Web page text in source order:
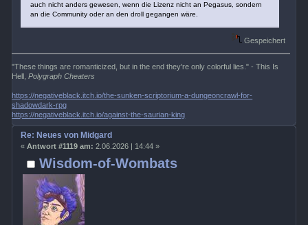
auch nicht anders gewesen, wenn die Lizenz nicht an Pegasus, sondern
an die Community oder an den droll gegangen wäre.
Gespeichert
"These things are romanticized, but in the end they're only colorful lies." - This Is
Hell,Polygraph Cheaters
https://negativeblack.itch.io/the-sunken-scriptorium-a-dungeoncrawl-for-
shadowdark-rpg
https://negativeblack.itch.io/against-the-saurian-king
Wisdom-of-Wombats
Re: Neues von Midgard
« Antwort #1119 am: 2.06.2026 | 14:44 »